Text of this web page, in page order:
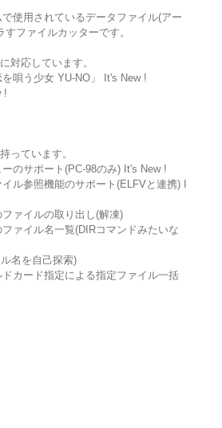
使用されているデータファイル(アー
ファイルカッターです。
対応しています。
を唄う少女 YU-NO」 It's New !
!
っています。
ーのサポート(PC-98のみ) It's New !
ル参照機能のサポート(ELFVと連携) I
ァイルの取り出し(解凍)
ファイル名一覧(DIRコマンドみたいな
名を自己探索)
ドカード指定による指定ファイル一括